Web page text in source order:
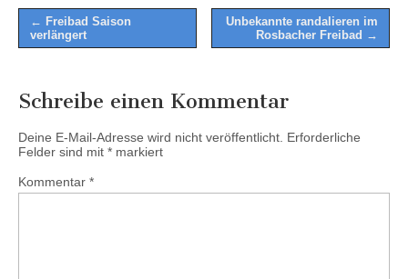
Post
navigation
← Freibad Saison
verlängert
Unbekannte randalieren im
Rosbacher Freibad →
Schreibe einen Kommentar
Deine E-Mail-Adresse wird nicht veröffentlicht. Erforderliche
Felder sind mit * markiert
Kommentar *